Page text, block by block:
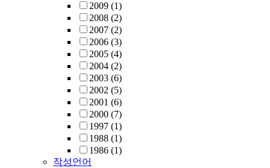
2009 (1)
2008 (2)
2007 (2)
2006 (3)
2005 (4)
2004 (2)
2003 (6)
2002 (5)
2001 (6)
2000 (7)
1997 (1)
1988 (1)
1986 (1)
작성언어